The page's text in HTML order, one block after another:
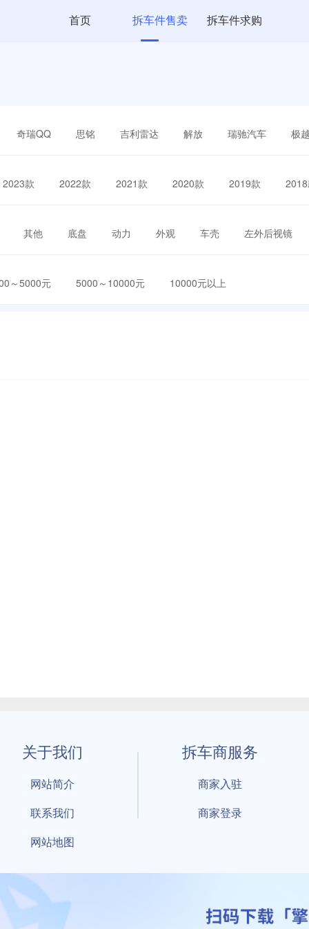
首页 拆车件售卖 拆车件求购
奇瑞QQ 思铭 吉利雷达 解放 瑞驰汽车 极
2023款 2022款 2021款 2020款 2019款
其他 底盘 动力 外观 车壳 左外后视镜
～5000元 5000～10000元 10000元以上
关于我们
网站简介
联系我们
网站地图
拆车商服务
商家入驻
商家登录
擎天拆车-买卖拆车件，擎天拆车好省快 All Rights Reserved
：鲁ICP备18021004号-17 公安部备案号： 鲁公网安备